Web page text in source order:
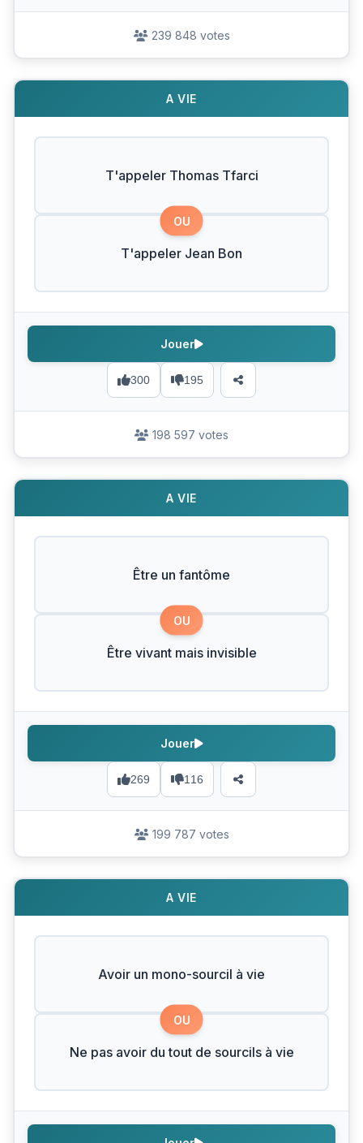
239 848 votes
A VIE
T'appeler Thomas Tfarci
OU
T'appeler Jean Bon
300 195
Jouer
198 597 votes
A VIE
Être un fantôme
OU
Être vivant mais invisible
269 116
Jouer
199 787 votes
A VIE
Avoir un mono-sourcil à vie
OU
Ne pas avoir du tout de sourcils à vie